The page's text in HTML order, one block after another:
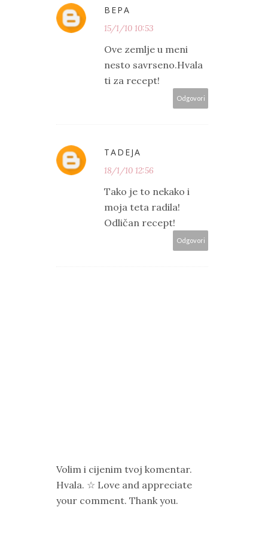
ВЕРА
15/1/10 10:53
Ove zemlje u meni
nesto savrseno.Hvala
ti za recept!
Odgovori
TADEJA
18/1/10 12:56
Tako je to nekako i
moja teta radila!
Odličan recept!
Odgovori
Volim i cijenim tvoj komentar.
Hvala. ☆ Love and appreciate
your comment. Thank you.